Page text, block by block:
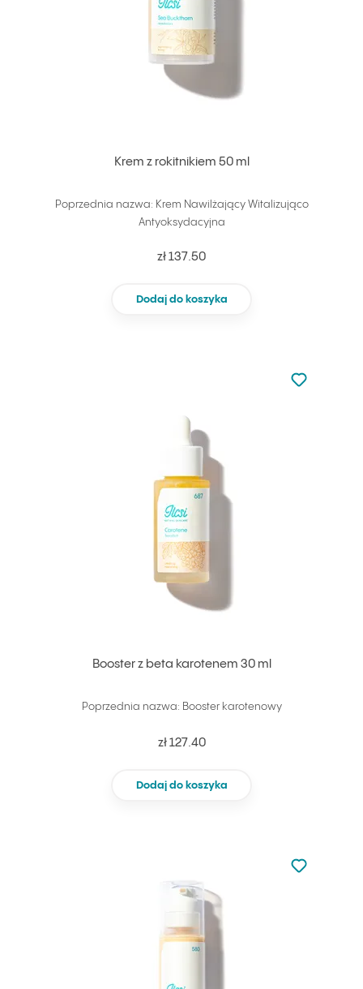
Krem z rokitnikiem 50 ml
Poprzednia nazwa: Krem Nawilżający Witalizująco
Antyoksydacyjna
zł 137.50
Dodaj do koszyka
Booster z beta karotenem 30 ml
Poprzednia nazwa: Booster karotenowy
zł 127.40
Dodaj do koszyka
Nie dodano
Dodaj do
Nie dodano
Dodaj do